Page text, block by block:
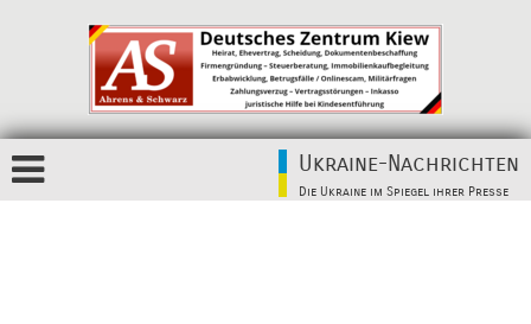
Ukraine-Nachrichten
Die Ukraine im Spiegel ihrer Presse